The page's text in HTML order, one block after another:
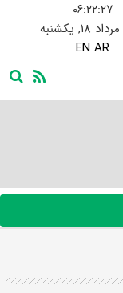
۰۶:۲۲:۲۷
EN AR